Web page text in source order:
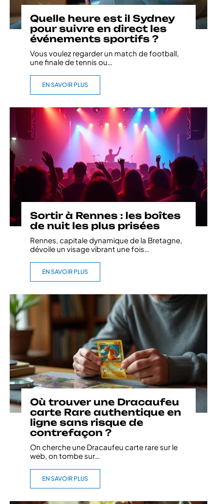
Quelle heure est il Sydney
pour suivre en direct les
événements sportifs ?
Vous voulez regarder un match de football,
une finale de tennis ou
EN SAVOIR PLUS
Sortir à Rennes : les boîtes
de nuit les plus prisées
Rennes, capitale dynamique de la Bretagne,
dévoile un visage vibrant une fois
EN SAVOIR PLUS
Où trouver une Dracaufeu
carte Rare authentique en
ligne sans risque de
contrefaçon ?
On cherche une Dracaufeu carte rare sur le
web, on tombe sur…
EN SAVOIR PLUS